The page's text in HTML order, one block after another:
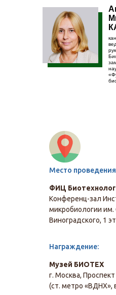
ФИЦ
Конференц-зал
микробиологии им.
Виноградского, 1
Музей БИОТЕХ
г. Москва,
(ст. метро
Место
Награждение: